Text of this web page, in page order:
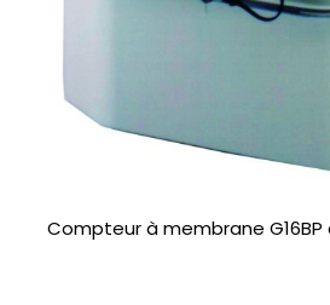
Compteur à membrane